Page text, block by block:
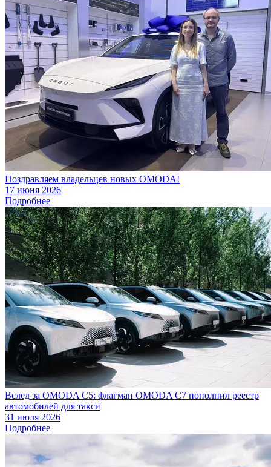
Поздравляем владельцев новых OMODA!
17 июня 2026
Подробнее
Вслед за OMODA C5: флагман OMODA C7 пополнил реестр
автомобилей для такси
31 июля 2026
Подробнее